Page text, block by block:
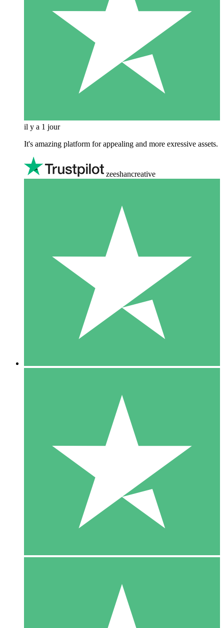
il y a 1 jour
It's amazing platform for appealing and more exressive assets.
zeeshancreative